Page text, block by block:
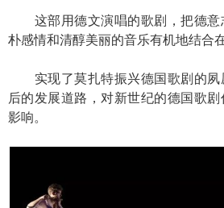
这部用德文演唱的歌剧，把德意
朴感情和清醇美丽的音乐有机地结合
实现了莫扎特振兴德国歌剧的夙
后的发展道路，对新世纪的德国歌
影响。